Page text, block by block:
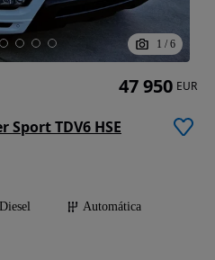
1 / 6
Sport TDV6 HSE
Diesel
Automática
47 950 EUR